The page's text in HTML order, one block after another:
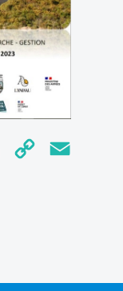
LinkedInCopy